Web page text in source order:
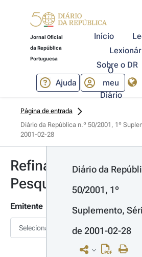
Jornal Oficial
da República
Portuguesa
Início
Sobre o DR
Ajuda
O
meu
Diário
Página de entrada
Diário da República n.º 50/2001, 1º
2001-02-28
Refinar
Pesquisa
Emitente
Selecionar
Diário da
50/2001, 1º
Suplemento,
de 2001-02-28